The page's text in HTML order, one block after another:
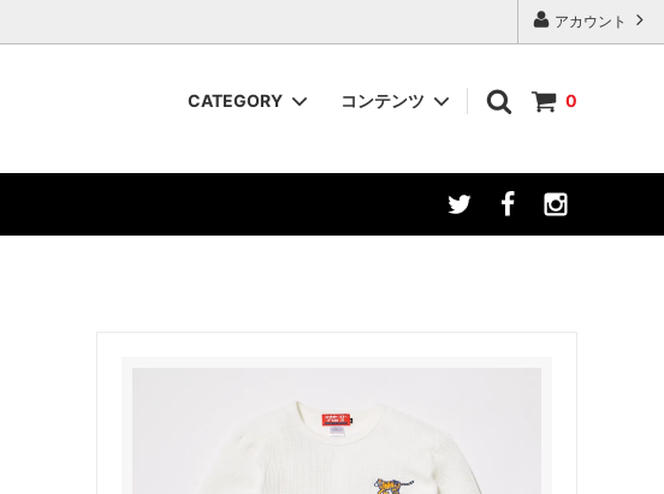
アカウント
0
CATEGORY コンテンツ